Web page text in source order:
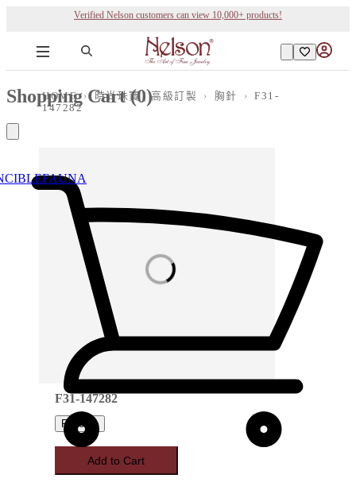
Verified Nelson customers can view 10,000+ products!
FAUNA
Shopping Cart (0)
HOME › 時尚珠寶 | 高級訂製 › 胸針 ›
F31-
147282
Loading images
F31-147282
Favorite
Add to Cart